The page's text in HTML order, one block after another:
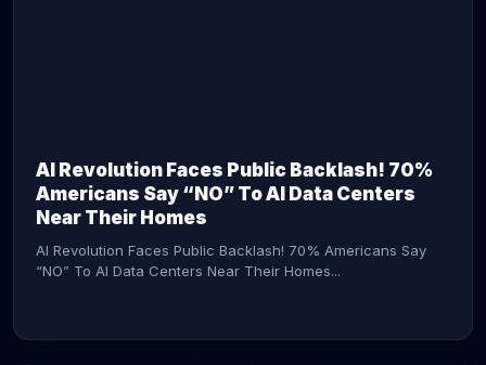
AI Revolution Faces Public Backlash! 70%
Americans Say “NO” To AI Data Centers
Near Their Homes
AI Revolution Faces Public Backlash! 70% Americans Say
“NO” To AI Data Centers Near Their Homes...